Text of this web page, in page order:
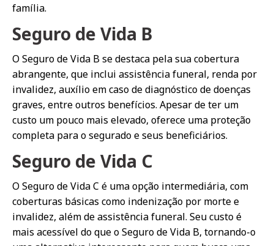
família.
Seguro de Vida B
O Seguro de Vida B se destaca pela sua cobertura
abrangente, que inclui assistência funeral, renda por
invalidez, auxílio em caso de diagnóstico de doenças
graves, entre outros benefícios. Apesar de ter um
custo um pouco mais elevado, oferece uma proteção
completa para o segurado e seus beneficiários.
Seguro de Vida C
O Seguro de Vida C é uma opção intermediária, com
coberturas básicas como indenização por morte e
invalidez, além de assistência funeral. Seu custo é
mais acessível do que o Seguro de Vida B, tornando-o